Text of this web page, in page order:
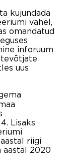
kujundada
vahel,
omandatud
inforuum
uus
Lisaks
riigi
aastal 2020